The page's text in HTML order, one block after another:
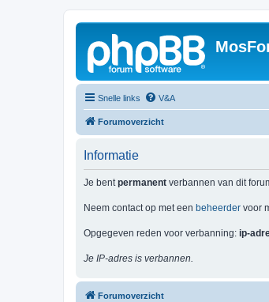
Snelle links V&A
Forumoverzicht
Informatie
Je bentpermanent verbannen van dit
Neem contact op met een beheerder voor
Opgegeven reden voor verbanning: ip-
Je IP-adres is verbannen.
Forumoverzicht